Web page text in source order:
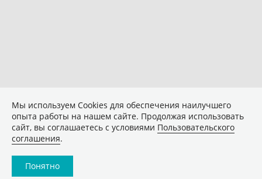
Мы используем Сookies для обеспечения наилучшего
опыта работы на нашем сайте. Продолжая использовать
сайт, вы соглашаетесь с условиями Пользовательского
соглашения.
Понятно